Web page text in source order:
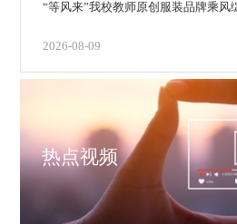
“等风来”我校教师原创服装品牌乘风
2026-08-09
热点视频